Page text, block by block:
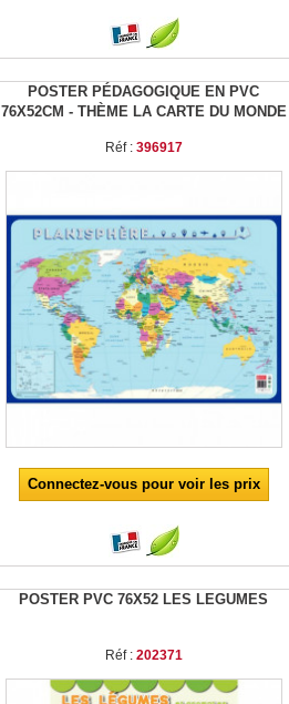
POSTER PÉDAGOGIQUE EN PVC
76X52CM - THÈME LA CARTE DU MONDE
Réf : 396917
Connectez-vous pour voir les prix
POSTER PVC 76X52 LES LEGUMES
Réf : 202371